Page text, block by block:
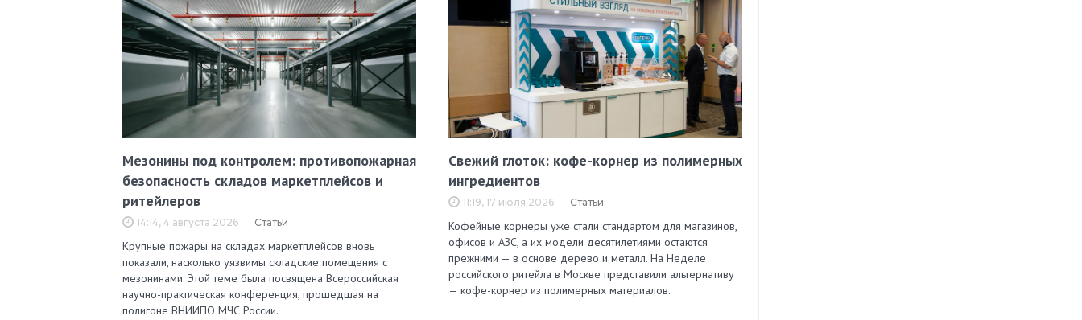
Мезонины под контролем: противопожарная
безопасность складов маркетплейсов и
ритейлеров
14:14, 4 августа 2026 Статьи
Крупные пожары на складах маркетплейсов вновь
показали, насколько уязвимы складские помещения с
мезонинами. Этой теме была посвящена Всероссийская
научно-практическая конференция, прошедшая на
полигоне ВНИИПО МЧС России.
Свежий глоток: кофе-корнер из полимерных
ингредиентов
11:19, 17 июля 2026 Статьи
Кофейные корнеры уже стали стандартом для магазинов,
офисов и АЗС, а их модели десятилетиями остаются
прежними — в основе дерево и металл. На Неделе
российского ритейла в Москве представили альтернативу
— кофе-корнер из полимерных материалов.